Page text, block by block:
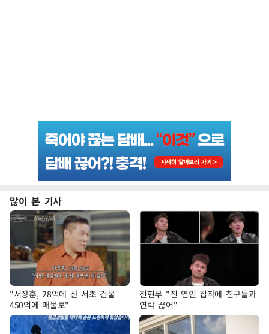
많이 본 기사
"서장훈, 28억에 산 서초 건물
450억에 매물로"
전현무 "전 연인 집착에 친구들과
연락 끊어"